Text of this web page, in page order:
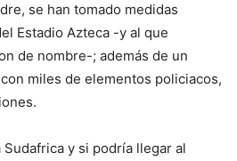
se han tomado medidas
Estadio Azteca -y al que
de nombre-; además de un
miles de elementos policiacos,
y si podría llegar al